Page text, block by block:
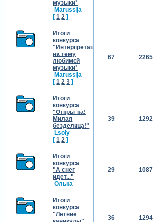
музыки"
Marussija
[ 1 2 ]
Итоги
конкурса
"Интерпретация
на тему
любимой
музыки"
Marussija
[ 1 2 3 ]
67 2265
Итоги
конкурса
"Открытка!
Милая
безделица!"
Lsoly
[ 1 2 ]
39 1292
Итоги
конкурса
"А снег
идет..."
Олька
29 1087
Итоги
конкурса
"Летние
36 1294